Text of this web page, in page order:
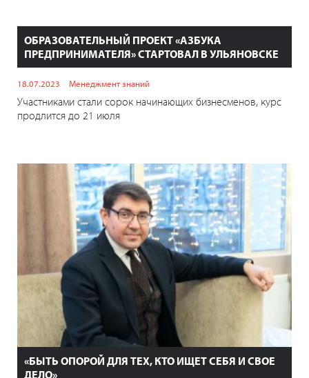
ОБРАЗОВАТЕЛЬНЫЙ ПРОЕКТ «АЗБУКА
ПРЕДПРИНИМАТЕЛЯ» СТАРТОВАЛ В УЛЬЯНОВСКЕ
18.07.2023 Менеджмент знаний
Участниками стали сорок начинающих бизнесменов, курс
продлится до 21 июля
«БЫТЬ ОПОРОЙ ДЛЯ ТЕХ, КТО ИЩЕТ СЕБЯ И СВОЕ
ДЕЛО»